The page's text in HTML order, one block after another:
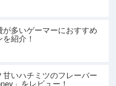
多いゲーマーにおすすめ
紹介！
いハチミツのフレーバー
」をレビュー！